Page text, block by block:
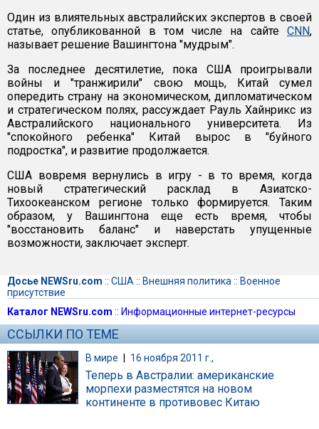
Один из влиятельных австралийских экспертов в своей
статье, опубликованной в том числе на сайте CNN,
называет решение Вашингтона "мудрым".
За последнее десятилетие, пока США проигрывали
войны и "транжирили" свою мощь, Китай сумел
опередить страну на экономическом, дипломатическом
и стратегическом полях, рассуждает Рауль Хайнрикс из
Австралийского национального университета. Из
"спокойного ребенка" Китай вырос в "буйного
подростка", и развитие продолжается.
США вовремя вернулись в игру - в то время, когда
новый стратегический расклад в Азиатско-
Тихоокеанском регионе только формируется. Таким
образом, у Вашингтона еще есть время, чтобы
"восстановить баланс" и наверстать упущенные
возможности, заключает эксперт.
Досье NEWSru.com :: США :: Внешняя политика :: Военное
присутствие
Каталог NEWSru.com :: Информационные интернет-ресурсы
ССЫЛКИ ПО ТЕМЕ
В мире | 16 ноября 2011 г.,
Теперь в Австралии: американские
морпехи разместятся на новом
континенте в противовес Китаю